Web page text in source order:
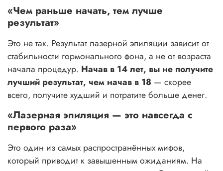
«Чем раньше начать, тем лучше
результат»
Это не так. Результат лазерной эпиляции зависит от
стабильности гормонального фона, а не от возраста
начала процедур. Начав в 14 лет, вы не получите
лучший результат, чем начав в 18 — скорее
всего, получите худший и потратите больше денег.
«Лазерная эпиляция — это навсегда с
первого раза»
Это один из самых распространённых мифов,
который приводит к завышенным ожиданиям. На